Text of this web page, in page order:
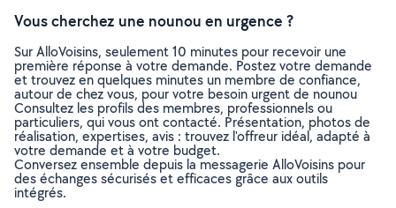
Vous cherchez une nounou en urgence ?
Sur AlloVoisins, seulement 10 minutes pour recevoir une
première réponse à votre demande. Postez votre demande
et trouvez en quelques minutes un membre de confiance,
autour de chez vous, pour votre besoin urgent de nounou
Consultez les profils des membres, professionnels ou
particuliers, qui vous ont contacté. Présentation, photos de
réalisation, expertises, avis : trouvez l'offreur idéal, adapté à
votre demande et à votre budget.
Conversez ensemble depuis la messagerie AlloVoisins pour
des échanges sécurisés et efficaces grâce aux outils
intégrés.